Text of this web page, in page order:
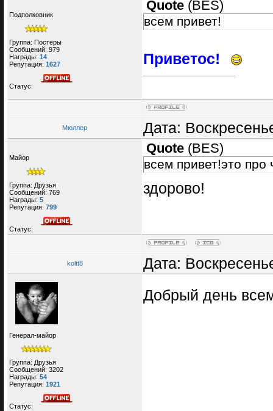
Подполковник
Группа: Постеры
Сообщений: 979
Награды: 14
Репутация: 1627
Статус:
Quote (BES)
всем привет!
Приветос!
Мюллер Дата:
Майор
Группа: Друзья
Сообщений: 769
Награды: 5
Репутация: 799
Статус:
Quote (BES)
всем привет!это
здорово!
koltt8 Дата:
Генерал-майор
Группа: Друзья
Сообщений: 3202
Награды: 54
Репутация: 1921
Статус:
Добрый день